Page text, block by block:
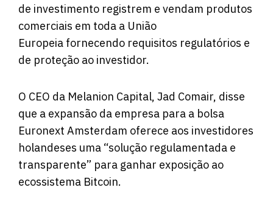
de investimento registrem e vendam produtos
comerciais em toda a União
Europeia fornecendo requisitos regulatórios e
de proteção ao investidor.
O CEO da Melanion Capital, Jad Comair, disse
que a expansão da empresa para a bolsa
Euronext Amsterdam oferece aos investidores
holandeses uma “solução regulamentada e
transparente” para ganhar exposição ao
ecossistema Bitcoin.